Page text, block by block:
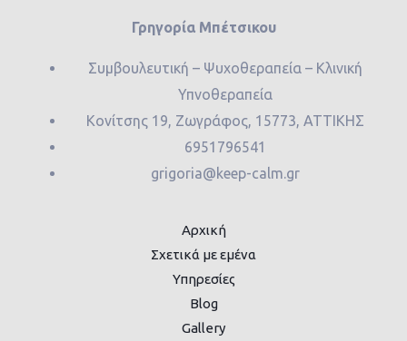
Γρηγορία Μπέτσικου
Συμβουλευτική – Ψυχοθεραπεία – Κλινική
Υπνοθεραπεία
Κονίτσης 19, Ζωγράφος, 15773, ΑΤΤΙΚΗΣ
6951796541
grigoria@keep-calm.gr
Αρχική
Σχετικά με εμένα
Υπηρεσίες
Blog
Gallery